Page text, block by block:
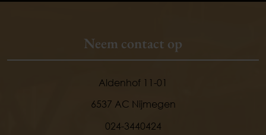
Neem contact op
Aldenhof 11-01
6537 AC Nijmegen
024-3440424